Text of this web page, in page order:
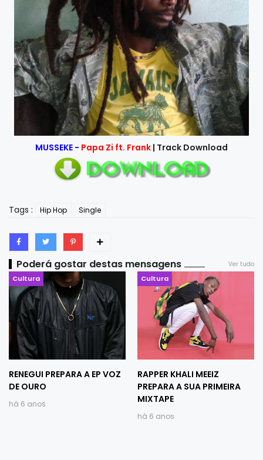
MUSSEKE - Papa Zi ft. Frank | Track Download
Tags : Hip Hop Single
Poderá gostar destas mensagens Ver tudo
Cultura
RENEGUI PREPARA A EP VOZ
DE OURO
há 6 anos
Cultura
RAPPER KHALI MEEIZ
PREPARA A SUA PRIMEIRA
MIXTAPE
há 6 anos